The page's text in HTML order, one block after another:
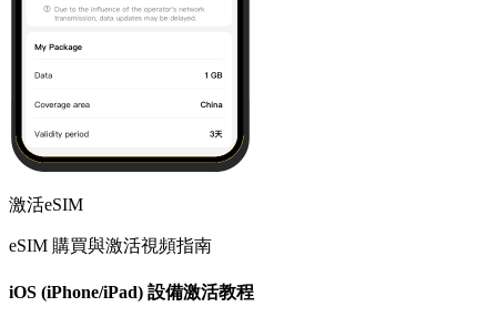
激活eSIM
eSIM 購買與激活視頻指南
iOS (iPhone/iPad) 設備激活教程